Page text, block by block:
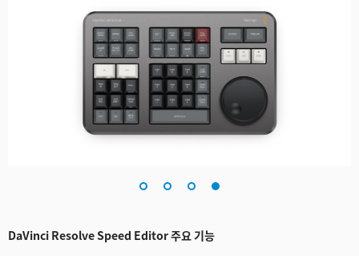
DaVinci Resolve Speed Editor 주요 기능